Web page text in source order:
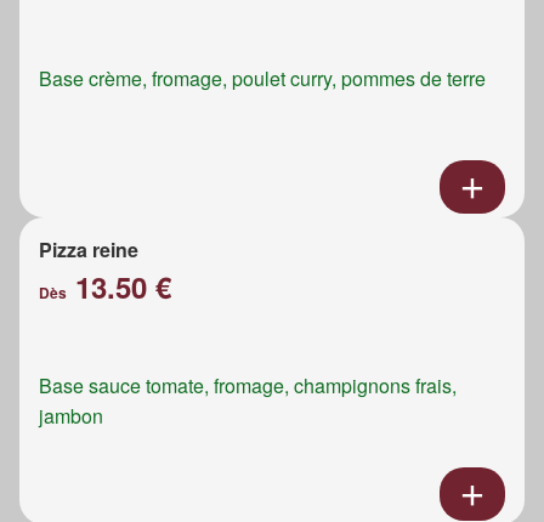
Base crème, fromage, poulet curry, pommes de terre
Pizza reine
Dès 13.50 €
Base sauce tomate, fromage, champignons frais,
jambon